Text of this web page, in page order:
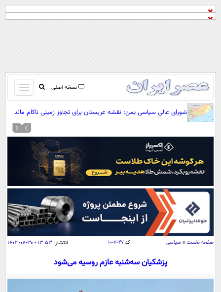
نسخه اصلی
باز
و
بسته
کردن
منو
صفحه اول
آرشیو
نظرسنجی
آب و هوا
اوقات شرعی
سواد زندگی
سیاسی
اقتصاد
اقتصادی
جامعه
شورای عالی سیاسی یمن: نقشه عربستان برای تجاوز زمینی ناکام ماند
صفحه نخست » سیاسی کد ۱۰۰۷۰۲۷ انتشار: ۱۳:۵۳ - ۳۰-۰۷-۱۴۰۳
پزشکیان سه‌شنبه عازم روسیه می‌شود